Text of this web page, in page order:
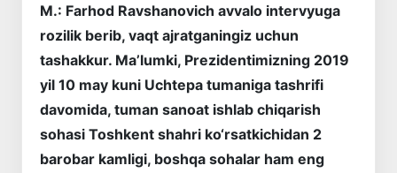
M.: Farhod Ravshanovich avvalo intervyuga
rozilik berib, vaqt ajratganingiz uchun
tashakkur. Ma’lumki, Prezidentimizning 2019
yil 10 may kuni Uchtepa tumaniga tashrifi
davomida, tuman sanoat ishlab chiqarish
sohasi Toshkent shahri ko‘rsatkichidan 2
barobar kamligi, boshqa sohalar ham eng